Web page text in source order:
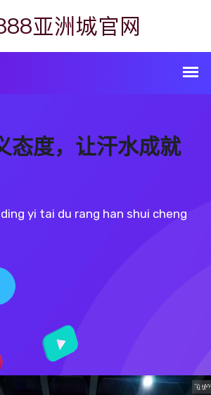
态度，让汗水成就
yi tai du rang han shui cheng